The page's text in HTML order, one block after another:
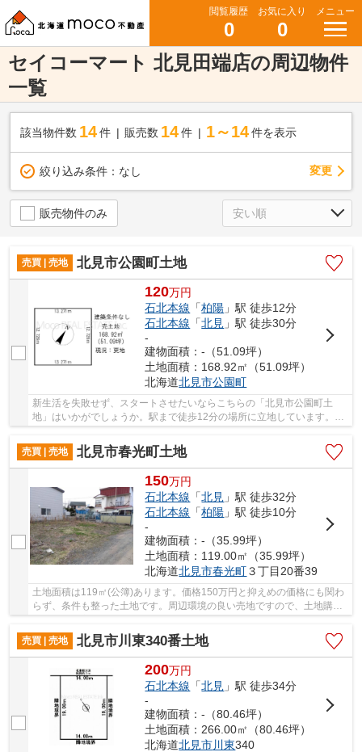
閲覧履歴
0
お気に入り
0
メニュー
セイコーマート 北見田端店の周辺物件
一覧
該当物件数 14件 販売数 14 件 1～14 件を表示
絞り込み条件： なし 変更
販売物件のみ
売買 | 売地 北見市公園町土地
120万円
石北本線 「柏陽 」駅 徒歩12分
石北本線 「北見 」駅 徒歩30分
-
建物面積：-（51.09坪）
土地面積：168.92㎡（51.09坪）
北海道北見市公園町
新生活を失敗せず、スタートさせたいならこちらの「北見市公園町土
地」はいかがでしょうか。駅まで徒歩12分の場所に立地しています。
売買 | 売地
北見市春光町土地
150万円
石北本線 「北見 」駅 徒歩32分
石北本線 「柏陽 」駅 徒歩10分
-
建物面積：-（35.99坪）
土地面積：119.00㎡（35.99坪）
北海道北見市春光町３丁目20番39
土地面積は119㎡(公簿)あります。価格150万円と抑えめの価格にも関わ
らず、条件も整った土地です。周辺環境の良い売地ですので、土地購入
売買 | 売地
北見市川東340番土地
200万円
石北本線 「北見 」駅 徒歩34分
-
建物面積：-（80.46坪）
土地面積：266.00㎡（80.46坪）
北海道北見市川東340